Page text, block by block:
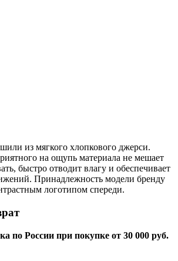
из мягкого хлопкового джерси.
на ощупь материала не мешает
быстро отводит влагу и обеспечивает
Принадлежность модели бренду
логотипом спереди.
по России при покупке от 30 000 pуб.